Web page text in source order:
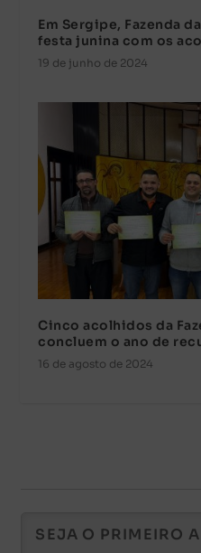
Em Sergipe, Fazenda
festa junina com os
19 de junho de 2024
Cinco acolhidos da
concluem o ano de
16 de agosto de 2024